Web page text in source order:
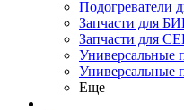
Подогреватели
Запчасти для
Запчасти для
Универсальные
Универсальные
Еще